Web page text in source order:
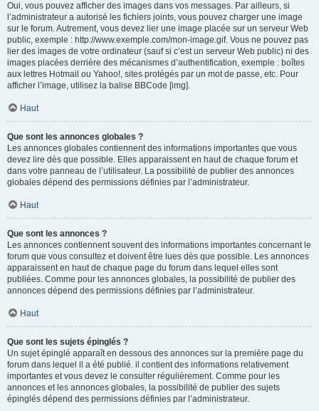
Oui, vous pouvez afficher des images dans vos messages. Par ailleurs, si
l’administrateur a autorisé les fichiers joints, vous pouvez charger une image
sur le forum. Autrement, vous devez lier une image placée sur un serveur Web
public, exemple : http://www.exemple.com/mon-image.gif. Vous ne pouvez pas
lier des images de votre ordinateur (sauf si c’est un serveur Web public) ni des
images placées derrière des mécanismes d’authentification, exemple : boîtes
aux lettres Hotmail ou Yahoo!, sites protégés par un mot de passe, etc. Pour
afficher l’image, utilisez la balise BBCode [img].
Haut
Que sont les annonces globales ?
Les annonces globales contiennent des informations importantes que vous
devez lire dès que possible. Elles apparaissent en haut de chaque forum et
dans votre panneau de l’utilisateur. La possibilité de publier des annonces
globales dépend des permissions définies par l’administrateur.
Haut
Que sont les annonces ?
Les annonces contiennent souvent des informations importantes concernant le
forum que vous consultez et doivent être lues dès que possible. Les annonces
apparaissent en haut de chaque page du forum dans lequel elles sont
publiées. Comme pour les annonces globales, la possibilité de publier des
annonces dépend des permissions définies par l’administrateur.
Haut
Que sont les sujets épinglés ?
Un sujet épinglé apparaît en dessous des annonces sur la première page du
forum dans lequel il a été publié. il contient des informations relativement
importantes et vous devez le consulter régulièrement. Comme pour les
annonces et les annonces globales, la possibilité de publier des sujets
épinglés dépend des permissions définies par l’administrateur.